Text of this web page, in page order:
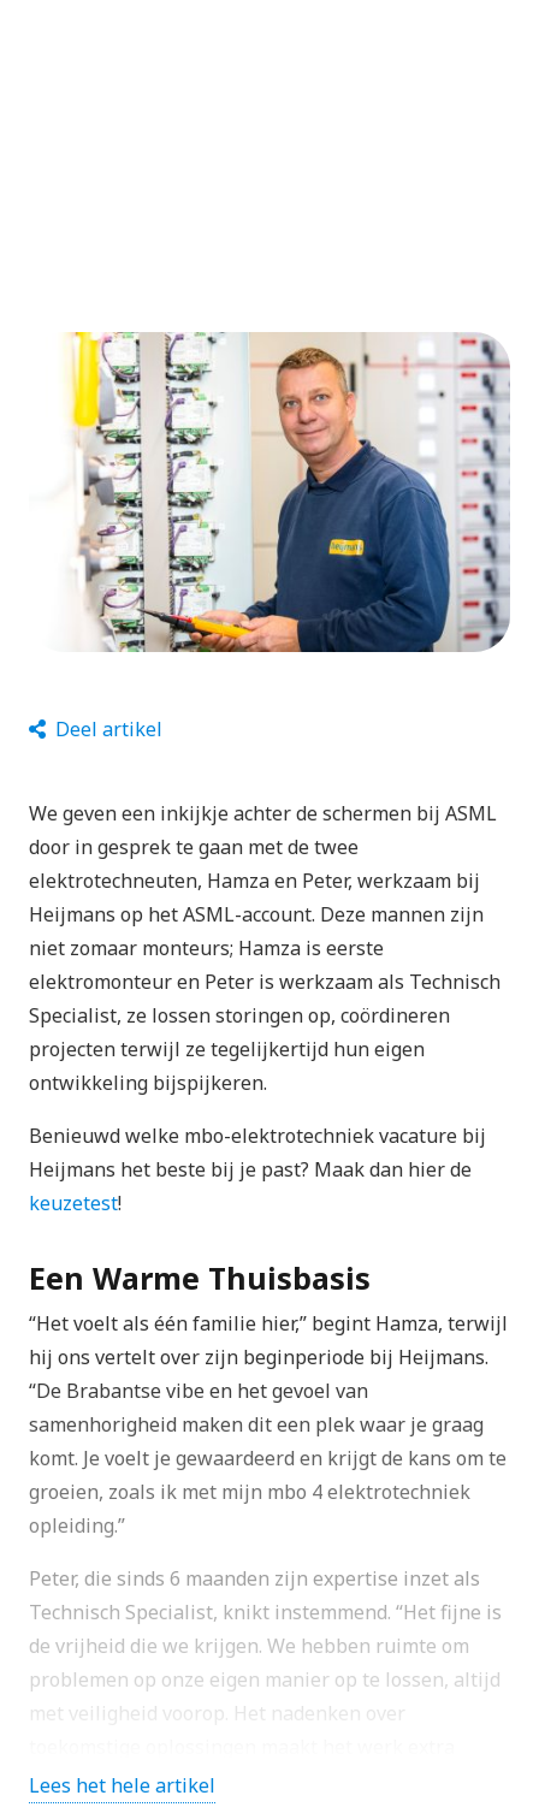
Deel artikel
We geven een inkijkje achter de schermen bij ASML
door in gesprek te gaan met de twee
elektrotechneuten, Hamza en Peter, werkzaam bij
Heijmans op het ASML-account. Deze mannen zijn
niet zomaar monteurs; Hamza is eerste
elektromonteur en Peter is werkzaam als Technisch
Specialist, ze lossen storingen op, coördineren
projecten terwijl ze tegelijkertijd hun eigen
ontwikkeling bijspijkeren.
Benieuwd welke mbo-elektrotechniek vacature bij
Heijmans het beste bij je past? Maak dan hier de
keuzetest!
Een Warme Thuisbasis
“Het voelt als één familie hier,” begint Hamza, terwijl
hij ons vertelt over zijn beginperiode bij Heijmans.
“De Brabantse vibe en het gevoel van
samenhorigheid maken dit een plek waar je graag
komt. Je voelt je gewaardeerd en krijgt de kans om te
groeien, zoals ik met mijn mbo 4 elektrotechniek
opleiding.”
Peter, die sinds 6 maanden zijn expertise inzet als
Technisch Specialist, knikt instemmend. “Het fijne is
de vrijheid die we krijgen. We hebben ruimte om
problemen op onze eigen manier op te lossen, altijd
met veiligheid voorop. Het nadenken over
interessant.”
Lees het hele artikel